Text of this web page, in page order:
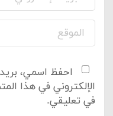
احفظ اسمي،
الإلكتروني في هذا
في تعليقي.